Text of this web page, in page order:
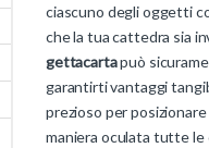
ciascuno degli oggetti
che la tua cattedra sia
gettacartapuò
garantirti vantaggi
prezioso per
maniera oculata tutte le